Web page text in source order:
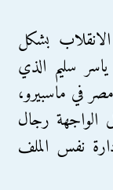
بشكل
سليم الذي
في ماسبيرو،
الواجهة رجال
نفس الملف